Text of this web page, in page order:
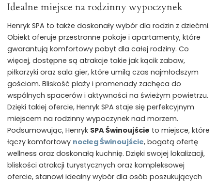
Idealne miejsce na rodzinny wypoczynek
Henryk SPA to także doskonały wybór dla rodzin z dziećmi.
Obiekt oferuje przestronne pokoje i apartamenty, które
gwarantują komfortowy pobyt dla całej rodziny. Co
więcej, dostępne są atrakcje takie jak kącik zabaw,
piłkarzyki oraz sala gier, które umilą czas najmłodszym
gościom. Bliskość plaży i promenady zachęca do
wspólnych spacerów i aktywności na świeżym powietrzu.
Dzięki takiej ofercie, Henryk SPA staje się perfekcyjnym
miejscem na rodzinny wypoczynek nad morzem.
Podsumowując, Henryk SPA Świnoujście to miejsce, które
łączy komfortowy nocleg Świnoujście, bogatą ofertę
wellness oraz doskonałą kuchnię. Dzięki swojej lokalizacji,
bliskości atrakcji turystycznych oraz kompleksowej
ofercie, stanowi idealny wybór dla osób poszukujących